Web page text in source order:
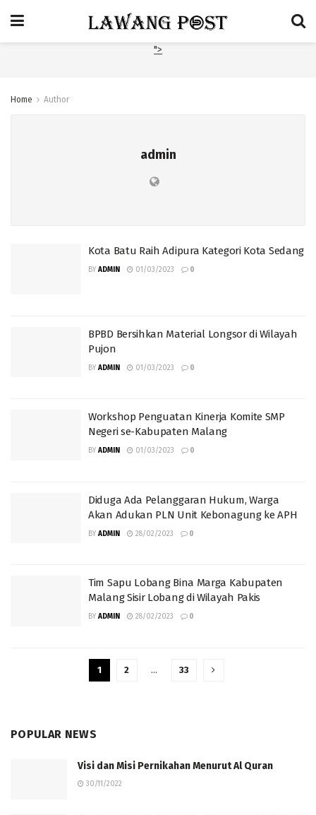
">
Home Author
admin
Kota Batu Raih Adipura Kategori Kota Sedang
BY ADMIN 01/03/2023 0
BPBD Bersihkan Material Longsor di Wilayah
Pujon
BY ADMIN 01/03/2023 0
Workshop Penguatan Kinerja Komite SMP
Negeri se-Kabupaten Malang
BY ADMIN 01/03/2023 0
Diduga Ada Pelanggaran Hukum, Warga
Akan Adukan PLN Unit Kebonagung ke APH
BY ADMIN 28/02/2023 0
Tim Sapu Lobang Bina Marga Kabupaten
Malang Sisir Lobang di Wilayah Pakis
BY ADMIN 28/02/2023 0
1 2 … 33
POPULAR NEWS
Visi dan Misi Pernikahan Menurut Al Quran
30/11/2022